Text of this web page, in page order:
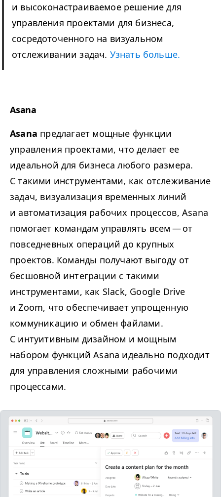
и высоконастраиваемое решение для
управления проектами для бизнеса,
сосредоточенного на визуальном
отслеживании задач. Узнать больше.
Asana
Asana предлагает мощные функции
управления проектами, что делает ее
идеальной для бизнеса любого размера.
С такими инструментами, как отслеживание
задач, визуализация временных линий
и автоматизация рабочих процессов, Asana
помогает командам управлять всем — от
повседневных операций до крупных
проектов. Команды получают выгоду от
бесшовной интеграции с такими
инструментами, как Slack, Google Drive
и Zoom, что обеспечивает упрощенную
коммуникацию и обмен файлами.
С интуитивным дизайном и мощным
набором функций Asana идеально подходит
для управления сложными рабочими
процессами.